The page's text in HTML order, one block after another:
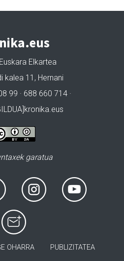
Elkartea
kalea 11, Hernani
99 · 688 660 714 ·
garatua
OHARRA PUBLIZITATEA